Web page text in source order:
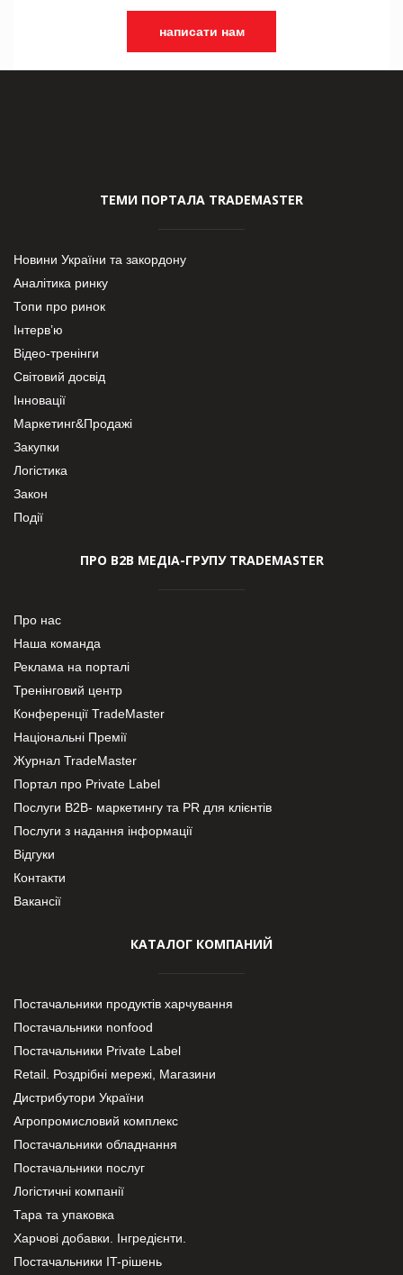
написати нам
ТЕМИ ПОРТАЛА TRADEMASTER
Новини України та закордону
Аналітика ринку
Топи про ринок
Інтерв’ю
Відео-тренінги
Світовий досвід
Інновації
Маркетинг&Продажі
Закупки
Логістика
Закон
Події
ПРО В2В МЕДІА-ГРУПУ TRADEMASTER
Про нас
Наша команда
Реклама на порталі
Тренінговий центр
Конференції TradeMaster
Національні Премії
Журнал TradeMaster
Портал про Private Label
Послуги В2В- маркетингу та PR для клієнтів
Послуги з надання інформації
Відгуки
Контакти
Вакансії
КАТАЛОГ КОМПАНИЙ
Постачальники продуктів харчування
Постачальники nonfood
Постачальники Private Label
Retail. Роздрібні мережі, Магазини
Дистрибутори України
Агропромисловий комплекс
Постачальники обладнання
Постачальники послуг
Логістичні компанії
Тара та упаковка
Харчові добавки. Інгредієнти.
Постачальники IT-рішень